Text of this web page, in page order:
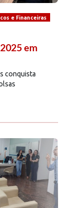
e Financeiras
em
conquista